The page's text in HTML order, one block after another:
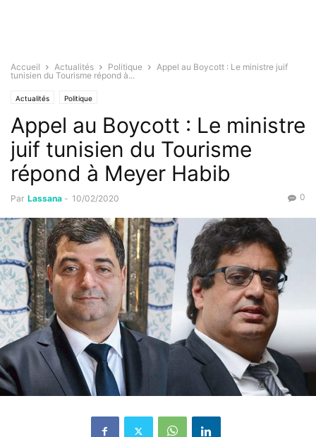
Accueil Actualités Politique
Appel au Boycott : Le ministre juif
tunisien du Tourisme répond à...
Actualités Politique
Appel au Boycott : Le ministre
juif tunisien du Tourisme
répond à Meyer Habib
Par Lassana - 10/02/2020 0